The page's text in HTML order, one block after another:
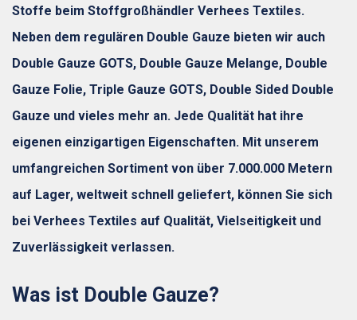
Stoffe beim Stoffgroßhändler Verhees Textiles.
Neben dem regulären Double Gauze bieten wir auch
Double Gauze GOTS, Double Gauze Melange, Double
Gauze Folie, Triple Gauze GOTS, Double Sided Double
Gauze und vieles mehr an. Jede Qualität hat ihre
eigenen einzigartigen Eigenschaften. Mit unserem
umfangreichen Sortiment von über 7.000.000 Metern
auf Lager, weltweit schnell geliefert, können Sie sich
bei Verhees Textiles auf Qualität, Vielseitigkeit und
Zuverlässigkeit verlassen.
Was ist Double Gauze?